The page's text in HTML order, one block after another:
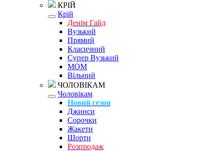
КРІЙ
Крій
Денім Гайд
Вузький
Прямий
Класичний
Супер Вузький
MOM
Вільний
ЧОЛОВІКАМ
Чоловікам
Новий сезон
Джинси
Сорочки
Жакети
Шорти
Розпродаж